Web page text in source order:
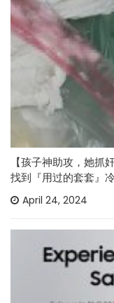
【孩子神助攻，她
找到『用过的套套』
April 24, 2024